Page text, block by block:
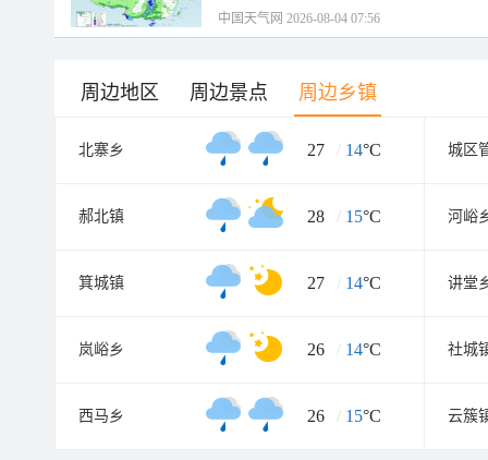
中国天气网 2026-08-04 07:56
周边地区 周边景点 周边乡镇
北寨乡 27 / 14°C 城区
郝北镇 28 / 15°C 河峪
箕城镇 27 / 14°C 讲堂
岚峪乡 26 / 14°C 社城
西马乡 26 / 15°C 云簇